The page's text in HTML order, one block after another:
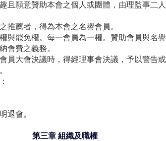
且願意贊助本會之個人或團體，由理監事二
推薦者，得為本會之名譽會員。
與罷免權。每一會員為一權。贊助會員與名譽
會費之義務。
員大會決議時，得經理事會決議，予以警告
退會。
第三章 組織及職權